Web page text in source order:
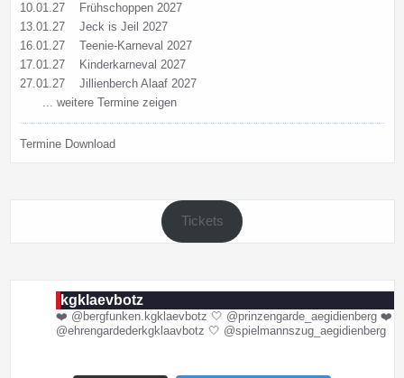
10.01.27
Frühschoppen 2027
13.01.27 Jeck is Jeil 2027
16.01.27 Teenie-Karneval 2027
17.01.27
Kinderkarneval 2027
27.01.27 Jillienberch Alaaf 2027
... weitere Termine zeigen
Termine Download
Tickets
kgklaevbotz
❤️ @bergfunken.kgklaevbotz 🤍 @prinzengarde_aegidienberg ❤️
@ehrengardederkgklaavbotz 🤍 @spielmannszug_aegidienberg